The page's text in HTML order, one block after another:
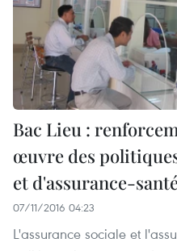
Bac Lieu :
œuvre des
et d'assurance-
07/11/2016 04:23
L'assurance sociale et